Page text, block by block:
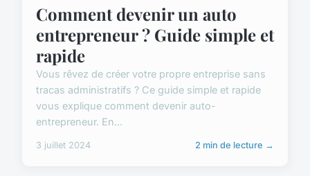
Comment devenir un auto
entrepreneur ? Guide simple et
rapide
Vous rêvez de créer votre propre entreprise sans
tracas administratifs ? Ce guide simple et rapide
vous explique comment devenir auto-
entrepreneur. En...
3 juillet 2024 2 min de lecture →